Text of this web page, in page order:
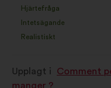
med
:
betecknats
Hjärtefråga
:gånger
Intetsägande
:gånger
Realistiskt
:gånger
Upplagt i
Comment
manger ?